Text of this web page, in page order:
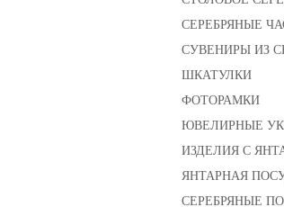
СЕРЕБРЯНЫЕ
СУВЕНИРЫ ИЗ
ШКАТУЛКИ
ФОТОРАМКИ
ЮВЕЛИРНЫЕ
ИЗДЕЛИЯ С
ЯНТАРНАЯ
СЕРЕБРЯНЫЕ